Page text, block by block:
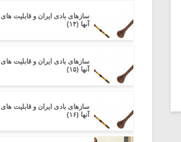
سازهای بادی ایران و قابلیت های
آنها (۱۴)
سازهای بادی ایران و قابلیت های
آنها (۱۵)
سازهای بادی ایران و قابلیت های
آنها (۱۶)